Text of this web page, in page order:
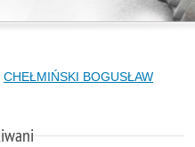
CHEŁMIŃSKI BOGUSŁAW